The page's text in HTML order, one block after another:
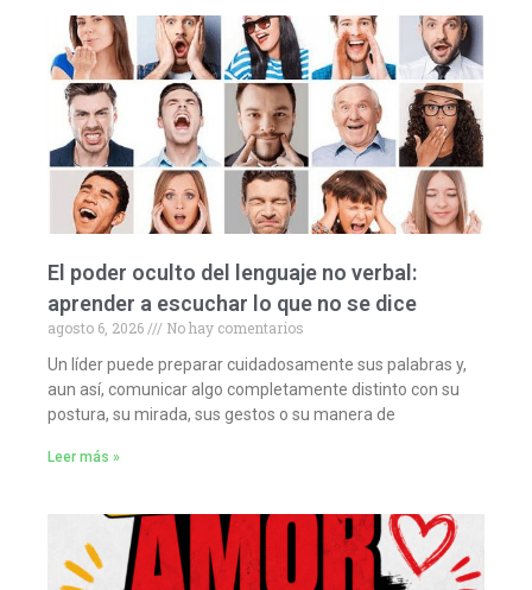
El poder oculto del lenguaje no verbal:
aprender a escuchar lo que no se dice
agosto 6, 2026
No hay comentarios
Un líder puede preparar cuidadosamente sus palabras y,
aun así, comunicar algo completamente distinto con su
postura, su mirada, sus gestos o su manera de
Leer más »